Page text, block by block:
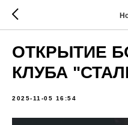
ОТКРЫТИЕ
КЛУБА
2025-11-05 16:54